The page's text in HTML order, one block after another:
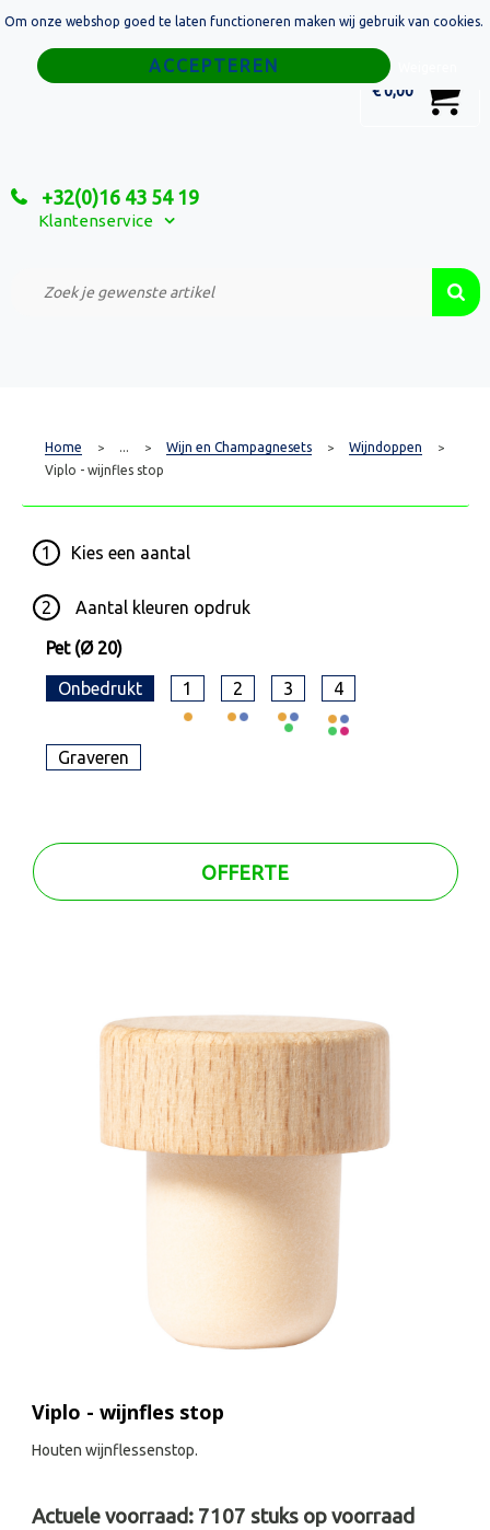
€ 0,00
+32(0)16 43 54 19
Klantenservice
Home
Relatiegeschenken
Custom Made Projecten
Home > ... > Wijn en Champagnesets > Wijndoppen >
Viplo - wijnfles stop
1 Kies een aantal
2 Aantal kleuren opdruk
Pet (Ø 20)
Onbedrukt 1 2 3 4
Graveren
OFFERTE
Viplo - wijnfles stop
Houten wijnflessenstop.
Actuele voorraad: 7107 stuks op voorraad
Om onze webshop goed te laten functioneren maken wij gebruik van cookies.